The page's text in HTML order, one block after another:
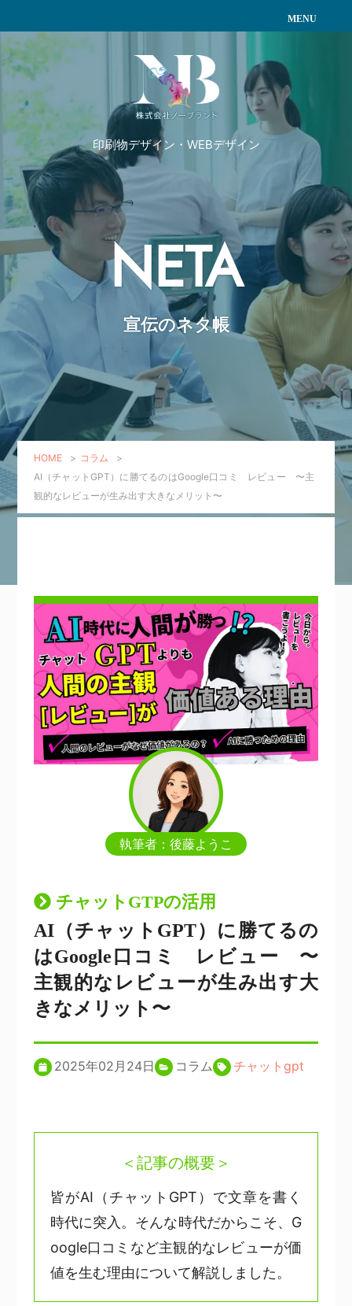
印刷物デザイン・WEBデザイン
NETA
宣伝のネタ帳
HOME > コラム
>
AI（チャットGPT）に勝てるのはGoogle口コミ レビュー 〜主
観的なレビューが生み出す大きなメリット〜
執筆者：後藤ようこ
チャットGTPの活用
AI（チャットGPT）に勝てるの
はGoogle口コミ レビュー 〜
主観的なレビューが生み出す大
きなメリット〜
2025年02月24日 コラム チャットgpt
＜記事の概要＞
皆がAI（チャットGPT）で文章を書く
時代に突入。そんな時代だからこそ、G
oogle口コミなど主観的なレビューが価
値を生む理由について解説しました。